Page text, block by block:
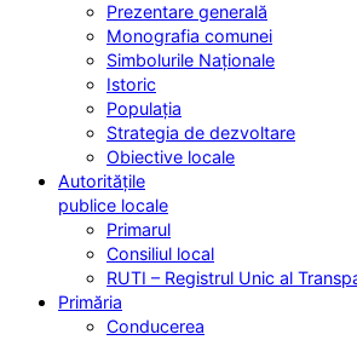
Prezentare generală
Monografia comunei
Simbolurile Naționale
Istoric
Populația
Strategia de dezvoltare
Obiective locale
Autoritățile
publice locale
Primarul
Consiliul local
RUTI – Registrul Unic al
Primăria
Conducerea